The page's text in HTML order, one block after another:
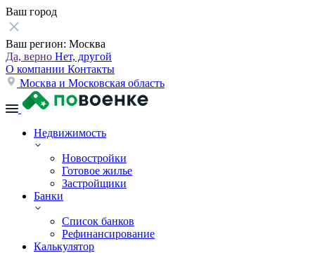
Ваш город
Ваш регион: Москва
Да, верно Нет, другой
О компании Контакты
Москва и Московская область
Недвижимость
Новостройки
Готовое жилье
Застройщики
Банки
Список банков
Рефинансирование
Калькулятор